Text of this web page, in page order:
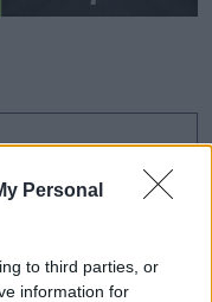
Personal
to third parties, or
information for